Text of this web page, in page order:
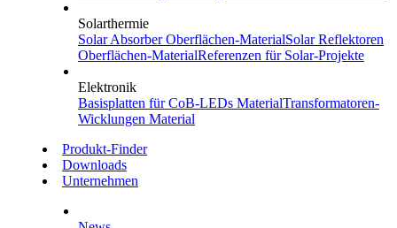
Solarthermie
Solar AbsorberOberflächen-MaterialSolar Reflektoren
Oberflächen-MaterialReferenzen für Solar-Projekte
Elektronik
Basisplatten für CoB-LEDs MaterialTransformatoren-
Wicklungen Material
Produkt-Finder
Downloads
Unternehmen